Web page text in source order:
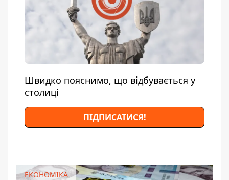
Швидко пояснимо, що відбувається у
столиці
ПІДПИСАТИСЯ!
ЕКОНОМІКА